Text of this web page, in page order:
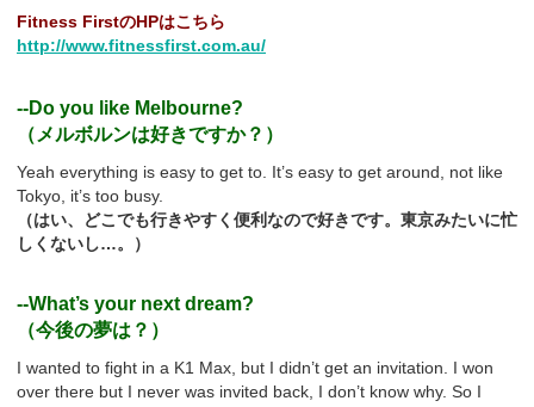
Fitness FirstのHPはこちら
http://www.fitnessfirst.com.au/
--Do you like Melbourne?
（メルボルンは好きですか？）
Yeah everything is easy to get to. It’s easy to get around, not like
Tokyo, it’s too busy.
（はい、どこでも行きやすく便利なので好きです。東京みたいに忙
しくないし…。）
--What’s your next dream?
（今後の夢は？）
I wanted to fight in a K1 Max, but I didn’t get an invitation. I won
over there but I never was invited back, I don’t know why. So I